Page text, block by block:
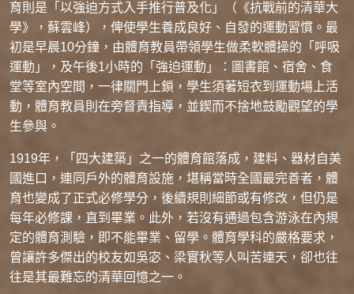
育則是「以強迫方式入手推行普及化」（《抗戰前的清華大
學》，蘇雲峰），俾使學生養成良好、自發的運動習慣。最
初是早晨10分鐘，由體育教員帶領學生做柔軟體操的「呼吸
運動」，及午後1小時的「強迫運動」：圖書館、宿舍、食
堂等室內空間，一律關門上鎖，學生須著短衣到運動場上活
動，體育教員則在旁督責指導，並鍥而不捨地鼓勵觀望的學
生參與。
1919年，「四大建築」之一的體育館落成，建料、器材自美
國進口，連同戶外的體育設施，堪稱當時全國最完善者，體
育也變成了正式必修學分，後續規則細節或有修改，但仍是
每年必修課，直到畢業。此外，若沒有通過包含游泳在內規
定的體育測驗，即不能畢業、留學。體育學科的嚴格要求，
曾讓許多傑出的校友如吳宓、梁實秋等人叫苦連天，卻也往
往是其最難忘的清華回憶之一。